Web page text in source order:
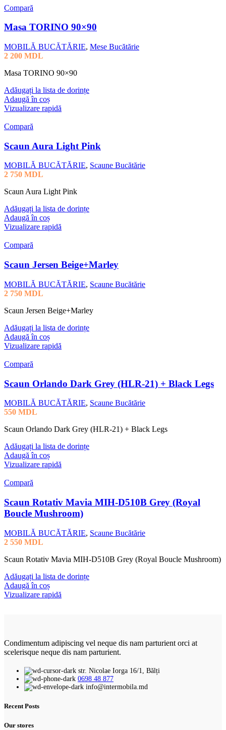
Compară
Masa TORINO 90×90
MOBILĂ BUCĂTĂRIE, Mese Bucătărie
2 200 MDL
Masa TORINO 90×90
Adăugați la lista de dorințe
Adaugă în coș
Vizualizare rapidă
Compară
Scaun Aura Light Pink
MOBILĂ BUCĂTĂRIE, Scaune Bucătărie
2 750 MDL
Scaun Aura Light Pink
Adăugați la lista de dorințe
Adaugă în coș
Vizualizare rapidă
Compară
Scaun Jersen Beige+Marley
MOBILĂ BUCĂTĂRIE, Scaune Bucătărie
2 750 MDL
Scaun Jersen Beige+Marley
Adăugați la lista de dorințe
Adaugă în coș
Vizualizare rapidă
Compară
Scaun Orlando Dark Grey (HLR-21) + Black Legs
MOBILĂ BUCĂTĂRIE, Scaune Bucătărie
550 MDL
Scaun Orlando Dark Grey (HLR-21) + Black Legs
Adăugați la lista de dorințe
Adaugă în coș
Vizualizare rapidă
Compară
Scaun Rotativ Mavia MIH-D510B Grey (Royal
Boucle Mushroom)
MOBILĂ BUCĂTĂRIE, Scaune Bucătărie
2 550 MDL
Scaun Rotativ Mavia MIH-D510B Grey (Royal Boucle Mushroom)
Adăugați la lista de dorințe
Adaugă în coș
Vizualizare rapidă
Condimentum adipiscing vel neque dis nam parturient orci at
scelerisque neque dis nam parturient.
str. Nicolae Iorga 16/1, Bălți
0698 48 877
info@intermobila.md
Recent Posts
Our stores